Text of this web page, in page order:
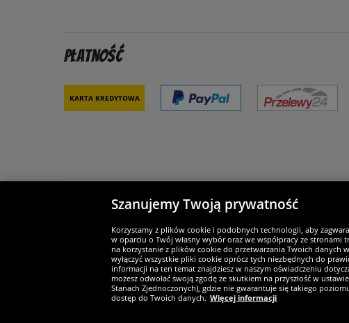
Płatność
Karta kredytowa
Partnerzy i bezpieczeństwo
Widerruf
Szanujemy Twoją prywatność
Korzystamy z plików cookie i podobnych technologii, aby
w oparciu o Twój własny wybór oraz we współpracy ze
na korzystanie z plików cookie do przetwarzania Twoich danych
wyłączyć wszystkie pliki cookie oprócz tych niezbędnych do
informacji na ten temat znajdziesz w naszym oświadczeniu
możesz odwołać swoją zgodę ze skutkiem na przyszłość w
Stanach Zjednoczonych), gdzie nie gwarantuje się takiego
dostęp do Twoich danych. Więcej informacji